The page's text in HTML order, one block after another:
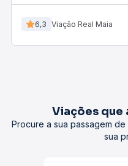
6,3 Viação Real Maia
Viações que
Procure a sua passagem
sua